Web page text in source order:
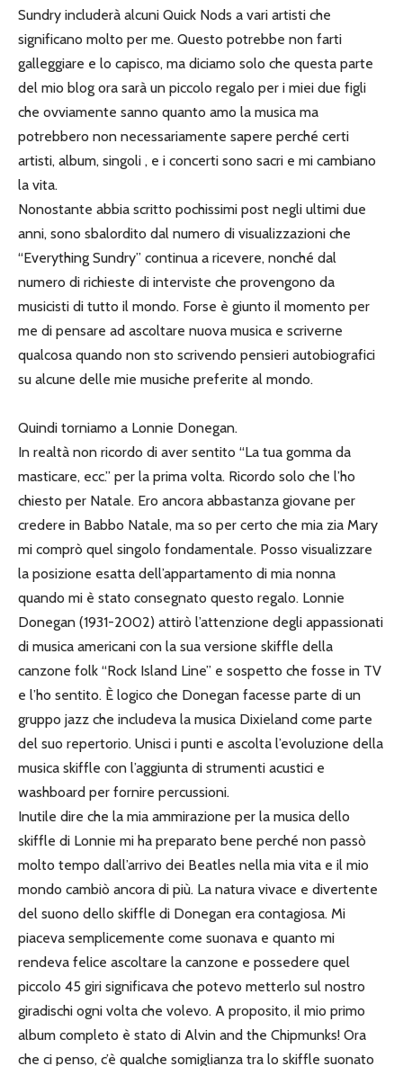
Sundry includerà alcuni Quick Nods a vari artisti che
significano molto per me. Questo potrebbe non farti
galleggiare e lo capisco, ma diciamo solo che questa parte
del mio blog ora sarà un piccolo regalo per i miei due figli
che ovviamente sanno quanto amo la musica ma
potrebbero non necessariamente sapere perché certi
artisti, album, singoli , e i concerti sono sacri e mi cambiano
la vita.
Nonostante abbia scritto pochissimi post negli ultimi due
anni, sono sbalordito dal numero di visualizzazioni che
“Everything Sundry” continua a ricevere, nonché dal
numero di richieste di interviste che provengono da
musicisti di tutto il mondo. Forse è giunto il momento per
me di pensare ad ascoltare nuova musica e scriverne
qualcosa quando non sto scrivendo pensieri autobiografici
su alcune delle mie musiche preferite al mondo.
Quindi torniamo a Lonnie Donegan.
In realtà non ricordo di aver sentito “La tua gomma da
masticare, ecc.” per la prima volta. Ricordo solo che l’ho
chiesto per Natale. Ero ancora abbastanza giovane per
credere in Babbo Natale, ma so per certo che mia zia Mary
mi comprò quel singolo fondamentale. Posso visualizzare
la posizione esatta dell’appartamento di mia nonna
quando mi è stato consegnato questo regalo. Lonnie
Donegan (1931-2002) attirò l’attenzione degli appassionati
di musica americani con la sua versione skiffle della
canzone folk “Rock Island Line” e sospetto che fosse in TV
e l’ho sentito. È logico che Donegan facesse parte di un
gruppo jazz che includeva la musica Dixieland come parte
del suo repertorio. Unisci i punti e ascolta l’evoluzione della
musica skiffle con l’aggiunta di strumenti acustici e
washboard per fornire percussioni.
Inutile dire che la mia ammirazione per la musica dello
skiffle di Lonnie mi ha preparato bene perché non passò
molto tempo dall’arrivo dei Beatles nella mia vita e il mio
mondo cambiò ancora di più. La natura vivace e divertente
del suono dello skiffle di Donegan era contagiosa. Mi
piaceva semplicemente come suonava e quanto mi
rendeva felice ascoltare la canzone e possedere quel
piccolo 45 giri significava che potevo metterlo sul nostro
giradischi ogni volta che volevo. A proposito, il mio primo
album completo è stato di Alvin and the Chipmunks! Ora
che ci penso, c’è qualche somiglianza tra lo skiffle suonato